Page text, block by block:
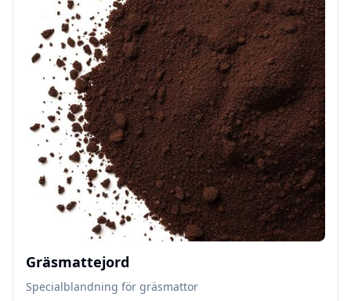
Gräsmattejord
Specialblandning för gräsmattor